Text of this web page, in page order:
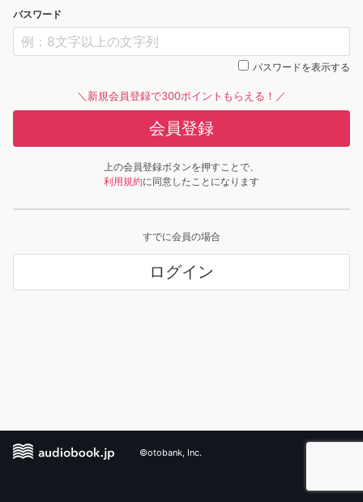
パスワード
パスワードを表示する
＼新規会員登録で300ポイントもらえる！／
会員登録
上の会員登録ボタンを押すことで、
利用規約に同意したことになります
すでに会員の場合
ログイン
©otobank, Inc.